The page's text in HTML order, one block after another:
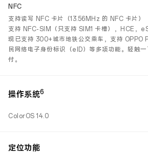
NFC
支持读写 NFC 卡片（13.56MHz 的 NFC 卡片）
支持 NFC-SIM（只支持 SIM1 卡槽），HCE，
现已支持 300+城市地铁公交乘车，支持 OPPO
民网络电子身份标识（eID）等多项功能。轻触
付。
操作系统6
ColorOS 14.0
定位功能